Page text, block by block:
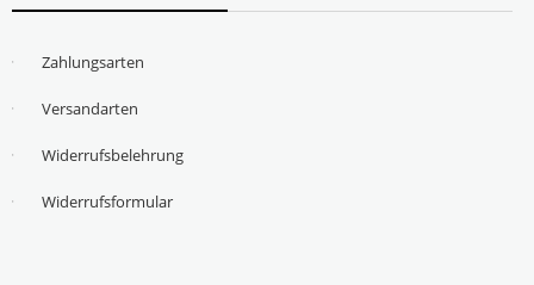
Zahlungsarten
Versandarten
Widerrufsbelehrung
Widerrufsformular